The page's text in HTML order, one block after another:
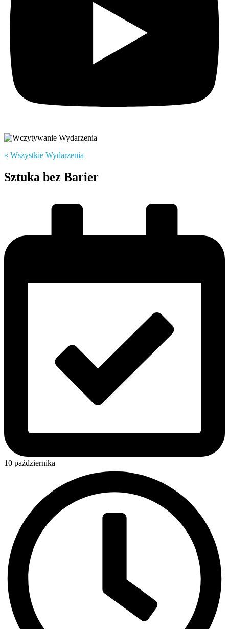
« Wszystkie Wydarzenia
Sztuka bez Barier
10 października